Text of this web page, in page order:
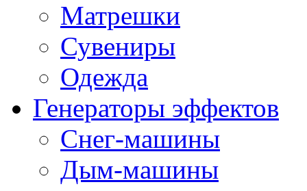
Матрешки
Сувениры
Одежда
Генераторы эффектов
Снег-машины
Дым-машины